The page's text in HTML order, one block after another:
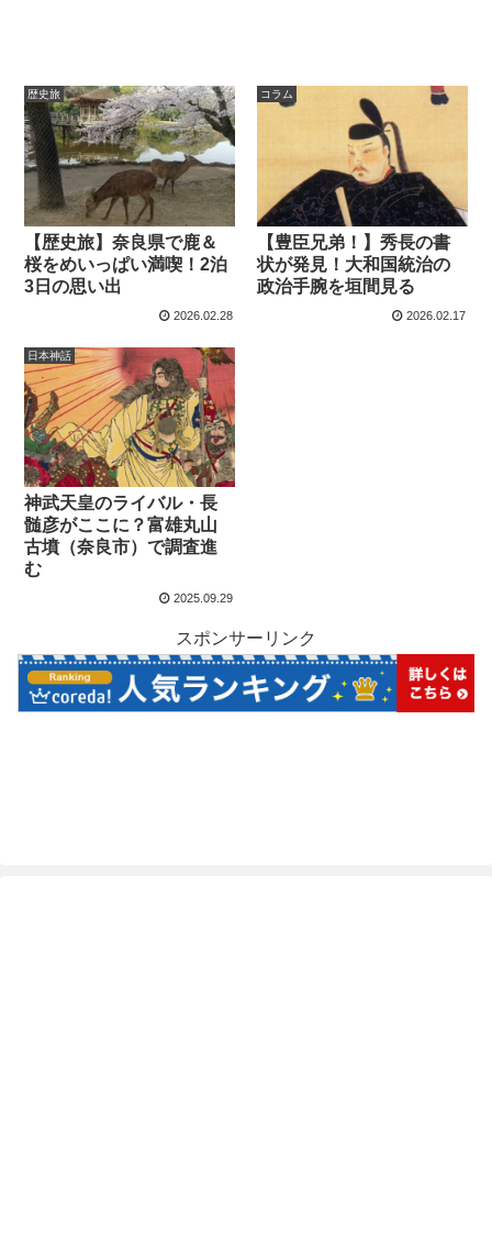
歴史旅
【歴史旅】奈良県で鹿＆
桜をめいっぱい満喫！2泊
3日の思い出
2026.02.28
コラム
【豊臣兄弟！】秀長の書
状が発見！大和国統治の
政治手腕を垣間見る
2026.02.17
日本神話
神武天皇のライバル・長
髄彦がここに？富雄丸山
古墳（奈良市）で調査進
む
2025.09.29
スポンサーリンク